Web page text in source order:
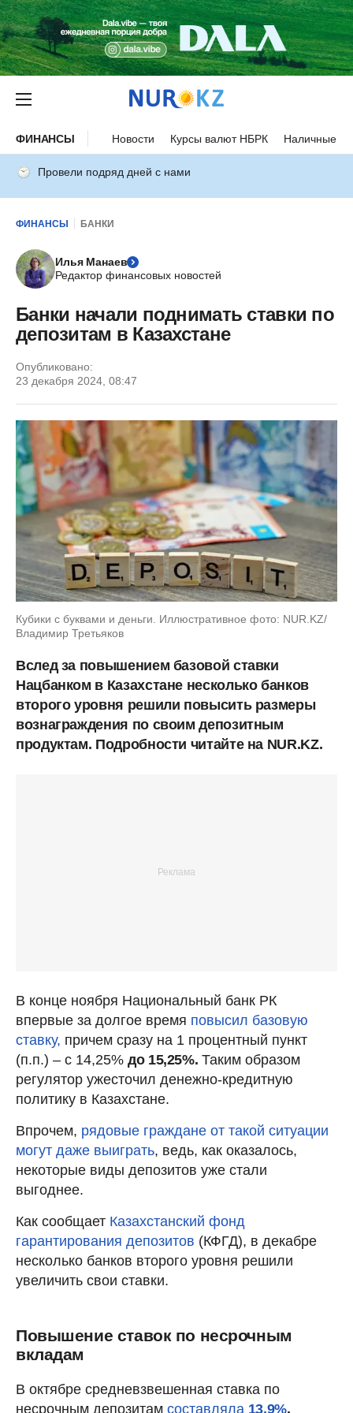
ФИНАНСЫ Новости Курсы валют НБРК Наличные
Провели подряд дней с нами
ФИНАНСЫ БАНКИ
Илья Манаев
Редактор финансовых новостей
Банки начали поднимать ставки по
депозитам в Казахстане
Опубликовано:
23 декабря 2024, 08:47
Кубики с буквами и деньги. Иллюстративное фото: NUR.KZ/
Владимир Третьяков
Вслед за повышением базовой ставки
Нацбанком в Казахстане несколько банков
второго уровня решили повысить размеры
вознаграждения по своим депозитным
продуктам. Подробности читайте на NUR.KZ.
В конце ноября Национальный банк РК
впервые за долгое время повысил базовую
ставку, причем сразу на 1 процентный пункт
(п.п.) – с 14,25% до 15,25%. Таким образом
регулятор ужесточил денежно-кредитную
политику в Казахстане.
Впрочем, рядовые граждане от такой ситуации
могут даже выиграть, ведь, как оказалось,
некоторые виды депозитов уже стали
выгоднее.
Как сообщает Казахстанский фонд
гарантирования депозитов (КФГД), в декабре
несколько банков второго уровня решили
увеличить свои ставки.
Повышение ставок по несрочным
вкладам
В октябре средневзвешенная ставка по
несрочным депозитам составляла 13,9%.